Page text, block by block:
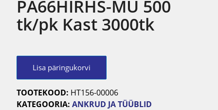
PA66HIRHS-MU 500
tk/pk Kast 3000tk
Lisa päringukorvi
TOOTEKOOD: HT156-00006
KATEGOORIA: ANKRUD JA TÜÜBLID